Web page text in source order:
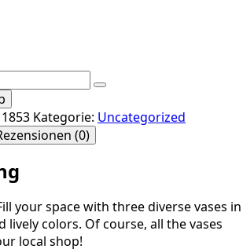
Kategorie: Uncategorized
(0)
your space with three diverse vases in
lively colors. Of course, all the vases
local shop!